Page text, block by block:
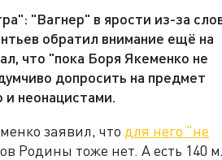
"Вагнер" в ярости из-за
обратил внимание ещё на
что "пока Боря Якеменко не
допросить на предмет
и неонацистами.
заявил, что для него "не
Родины тоже нет. А есть 140